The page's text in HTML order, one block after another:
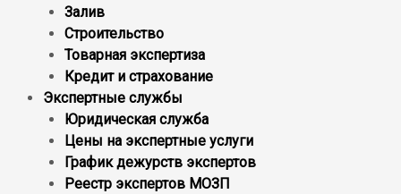
Залив
Строительство
Товарная экспертиза
Кредит и страхование
Экспертные службы
Юридическая служба
Цены на экспертные услуги
График дежурств экспертов
Реестр экcпертов МОЗП